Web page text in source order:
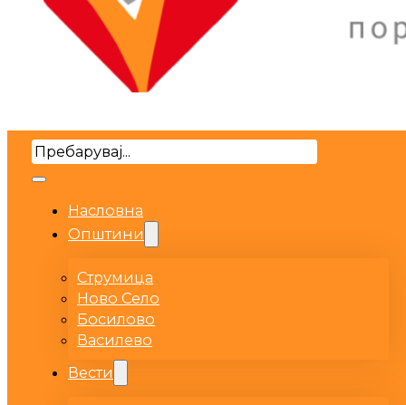
Search
Насловна
Општини
Струмица
Ново Село
Босилово
Василево
Вести